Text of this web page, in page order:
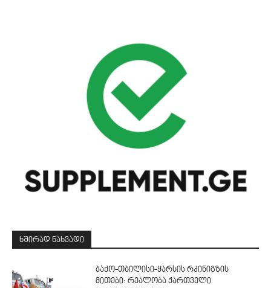
ᲮᲨᲘᲠᲐᲓ ᲜᲐᲮᲕᲐᲓᲘ
ბაქო-თბილისი-ყარსის რკინიგზის
მითები: რეალობა ქართველი